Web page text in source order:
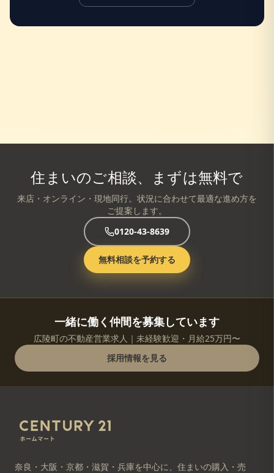
住まいのご相談、まずは無料で
来店・オンライン・現地同行。状況に合わせて最適な進め方を
ご提案します。
0120-43-8639
無料相談を予約する
一緒に働く仲間を募集しています
広陵町の不動産営業求人｜未経験歓迎・月給25万円〜
採用情報を見る
奈良・大阪・京都・滋賀・兵庫を中心に、住まいの購入・売